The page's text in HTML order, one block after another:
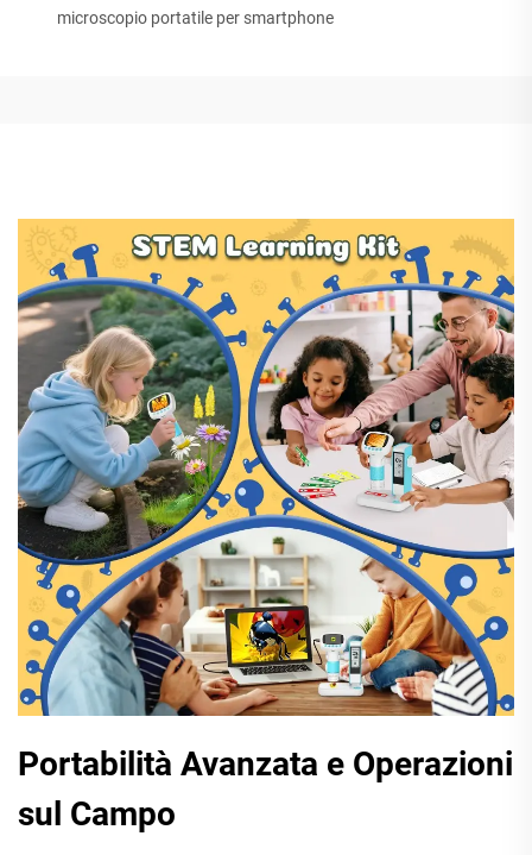
microscopio portatile per smartphone
Portabilità Avanzata e Operazioni
sul Campo